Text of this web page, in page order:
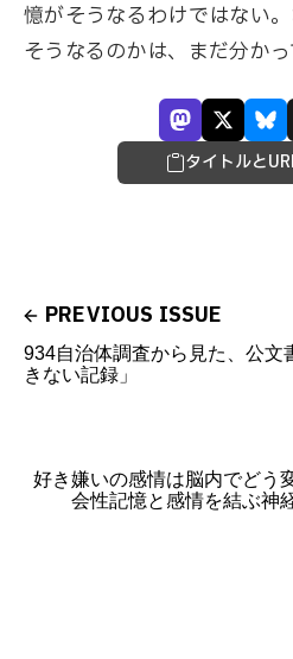
憶がそうなるわけではない
そうなるのかは、まだ分かっ
タイトルと
PREVIOUS ISSUE
934自治体調査から見た、公文
きない記録」
好き嫌いの感情は脳内でどう
会性記憶と感情を結ぶ神